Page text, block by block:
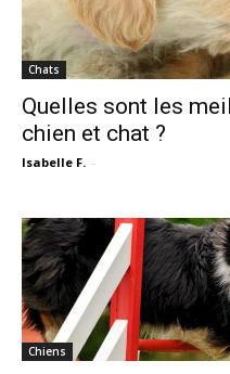
Chats
Quelles sont les
chien et chat ?
Isabelle F. -
Chiens